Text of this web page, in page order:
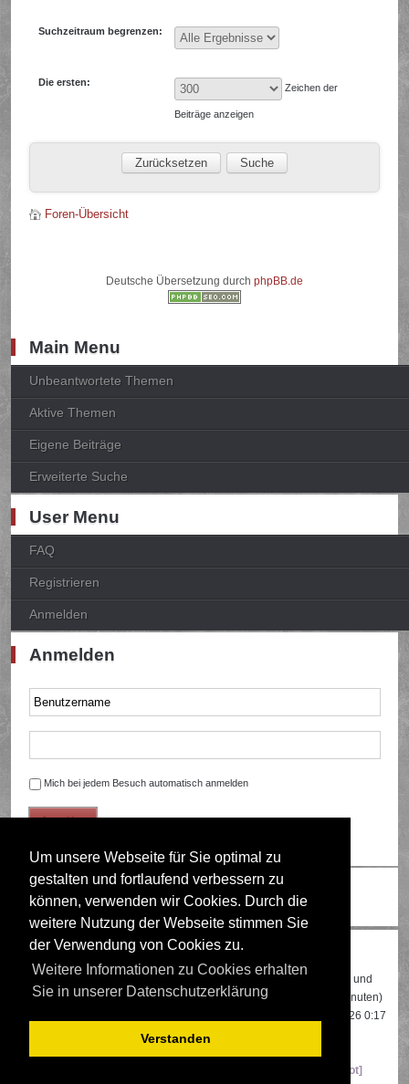
Um unsere Webseite für Sie optimal zu
gestalten und fortlaufend verbessern zu
können, verwenden wir Cookies. Durch die
weitere Nutzung der Webseite stimmen Sie
der Verwendung von Cookies zu.
Weitere Informationen zu Cookies erhalten
Sie in unserer Datenschutzerklärung
Verstanden
Suchzeitraum begrenzen:
Die ersten:
Zeichen der
Beiträge anzeigen
Foren-Übersicht
Deutsche Übersetzung durch phpBB.de
Main Menu
Unbeantwortete Themen
Aktive Themen
Eigene Beiträge
Erweiterte Suche
User Menu
FAQ
Registrieren
Anmelden
Anmelden
Mich bei jedem Besuch automatisch anmelden
Ändere Schriftgröße
Wer ist online?
Insgesamt sind548Besucher online: 3 registrierte, 0 unsichtbare und
545 Gäste (basierend auf den aktiven Besuchern der letzten 5 Minuten)
Besuchern, die am 13.04.2026 0:17
gleichzeitig online waren.
Majestic-12 [Bot]